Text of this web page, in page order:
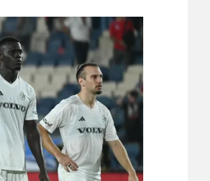
תקנון משתתפים וזוכים בפרסים
תקנון עבור פעילות אלקטרה
תקנון עבור פעילות ספורט 1 – "מרלן"
גיימינג E-Sports
תנאי שימוש
מדיניות פרטיות
תקנון פעילות ספורט 1
רשיון להקרנה פומבית לבית עסק